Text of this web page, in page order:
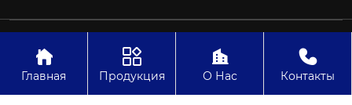
Технологии

Главная

Продукция

О Нас

Контакты